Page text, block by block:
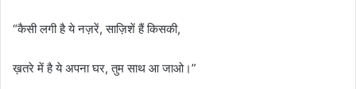
“कैसी लगी है ये नज़रें, साज़िशें हैं किसकी,
ख़तरे में है ये अपना घर, तुम साथ आ जाओ।”